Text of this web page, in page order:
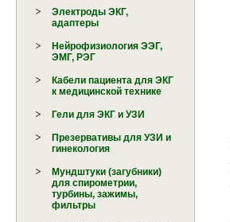
Электроды ЭКГ,
адаптеры
Нейрофизиология ЭЭГ,
ЭМГ, РЭГ
Кабели пациента для ЭКГ
к медицинской технике
Гели для ЭКГ и УЗИ
Презервативы для УЗИ и
гинекология
Мундштуки (загубники)
для спирометрии,
турбины, зажимы,
фильтры